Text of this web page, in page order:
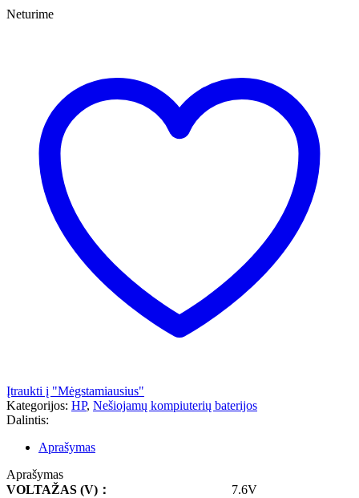
Neturime
Įtraukti į "Mėgstamiausius"
Kategorijos: HP, Nešiojamų kompiuterių baterijos
Dalintis:
Aprašymas
Aprašymas
VOLTAŽAS (V) ：
7.6V